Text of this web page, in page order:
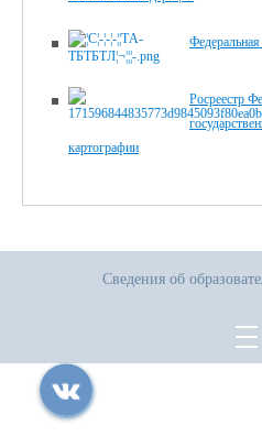
Росреестр
картографии
Сведения об